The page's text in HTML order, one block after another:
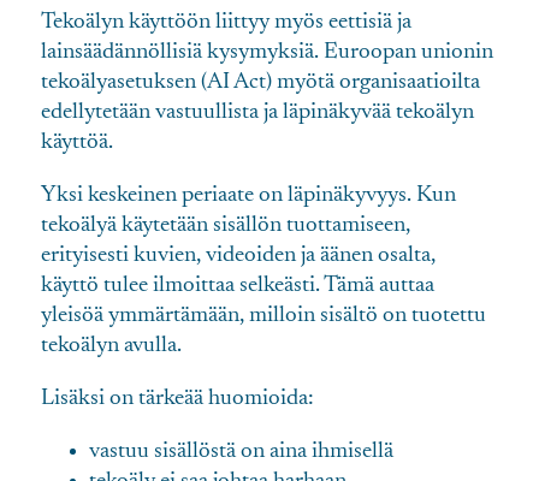
Tekoälyn käyttöön liittyy myös eettisiä ja
lainsäädännöllisiä kysymyksiä. Euroopan unionin
tekoälyasetuksen (AI Act) myötä organisaatioilta
edellytetään vastuullista ja läpinäkyvää tekoälyn
käyttöä.
Yksi keskeinen periaate on läpinäkyvyys. Kun
tekoälyä käytetään sisällön tuottamiseen,
erityisesti kuvien, videoiden ja äänen osalta,
käyttö tulee ilmoittaa selkeästi. Tämä auttaa
yleisöä ymmärtämään, milloin sisältö on tuotettu
tekoälyn avulla.
Lisäksi on tärkeää huomioida:
vastuu sisällöstä on aina ihmisellä